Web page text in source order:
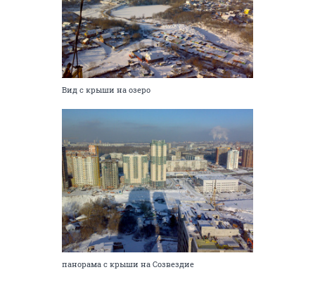
Вид с крыши на озеро
панорама с крыши на Созвездие